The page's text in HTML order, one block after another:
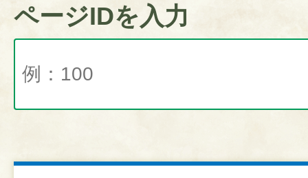
ページIDを入力